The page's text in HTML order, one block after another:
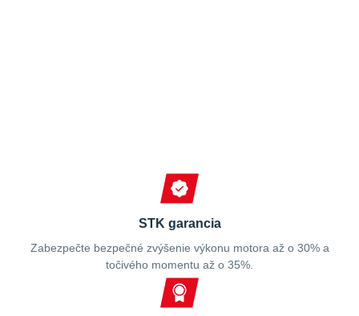
STK garancia
Zabezpečte bezpečné zvýšenie výkonu motora až o 30% a
točivého momentu až o 35%.